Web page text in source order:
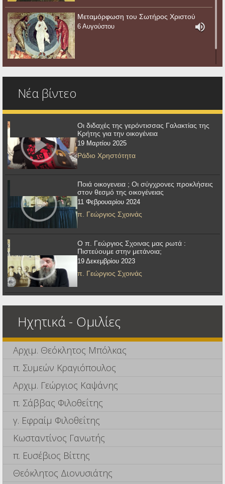
Μεταμόρφωση του Σωτήρος Χριστού
6 Αυγούστου
Νέα βίντεο
Οι διδαχές της γερόντισσας Γαλακτίας της
Κρήτης για την οικογένεια
19 Μαρτίου 2025
Ράδιο Χρηστότητα
Ποιά οικογενεια ; Οι σύγχρονες προκλήσεις
στον θεσμό της οικογένειας
11 Φεβρουαρίου 2024
π. Γεώργιος Σχοινάς
Ο π. Γεώργιος Σχοινας μας ρωτά :
Πιστεύουμε στην μετάνοια;
19 Δεκεμβρίου 2023
π. Γεώργιος Σχοινάς
Ηχητικά - Ομιλίες
Αρχιμ. Θεόκλητος Μπόλκας
π. Συμεών Κραγιόπουλος
Αρχιμ. Γεώργιος Καψάνης
π. Σάββας Φιλοθεΐτης
γ. Εφραίμ Φιλοθεΐτης
Κωσταντίνος Γανωτής
π. Ευσέβιος Βίττης
Θεόκλητος Διονυσιάτης